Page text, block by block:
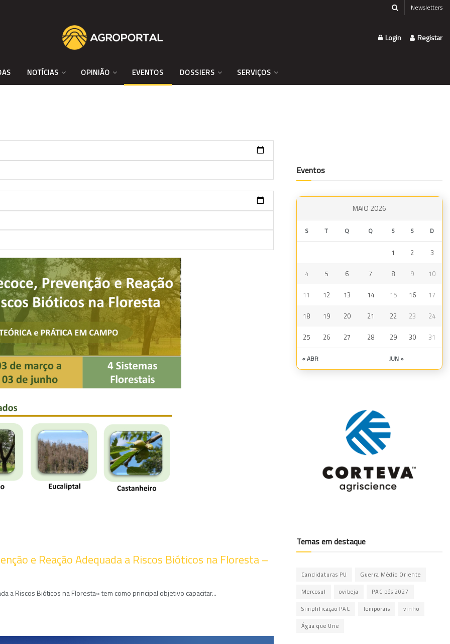
Newsletters
Login Registar
NOTÍCIAS OPINIÃO EVENTOS DOSSIERS SERVIÇOS
e Reação Adequada a Riscos Bióticos na Floresta –
a Riscos Bióticos na Floresta» tem como principal objetivo capacitar...
Eventos
MAIO 2026
S T Q Q S S D
1 2 3
4 5 6 7 8 9 10
11 12 13 14 15 16 17
18 19 20 21 22 23 24
25 26 27 28 29 30 31
« ABR JUN »
Temas em destaque
Candidaturas PU Guerra Médio Oriente
Mercosul ovibeja PAC pós 2027
Simplificação PAC Temporais vinho
Água que Une